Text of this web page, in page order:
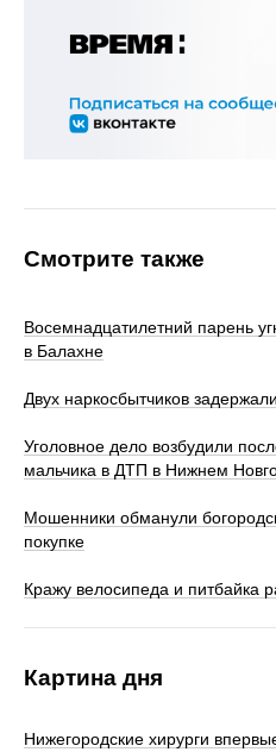
Смотрите также
Восемнадцатилетний парень
в Балахне
Двух наркосбытчиков
Уголовное дело возбудили
мальчика в ДТП в Нижнем
Мошенники обманули
покупке
Кражу велосипеда и питбайка
Картина дня
Нижегородские хирурги